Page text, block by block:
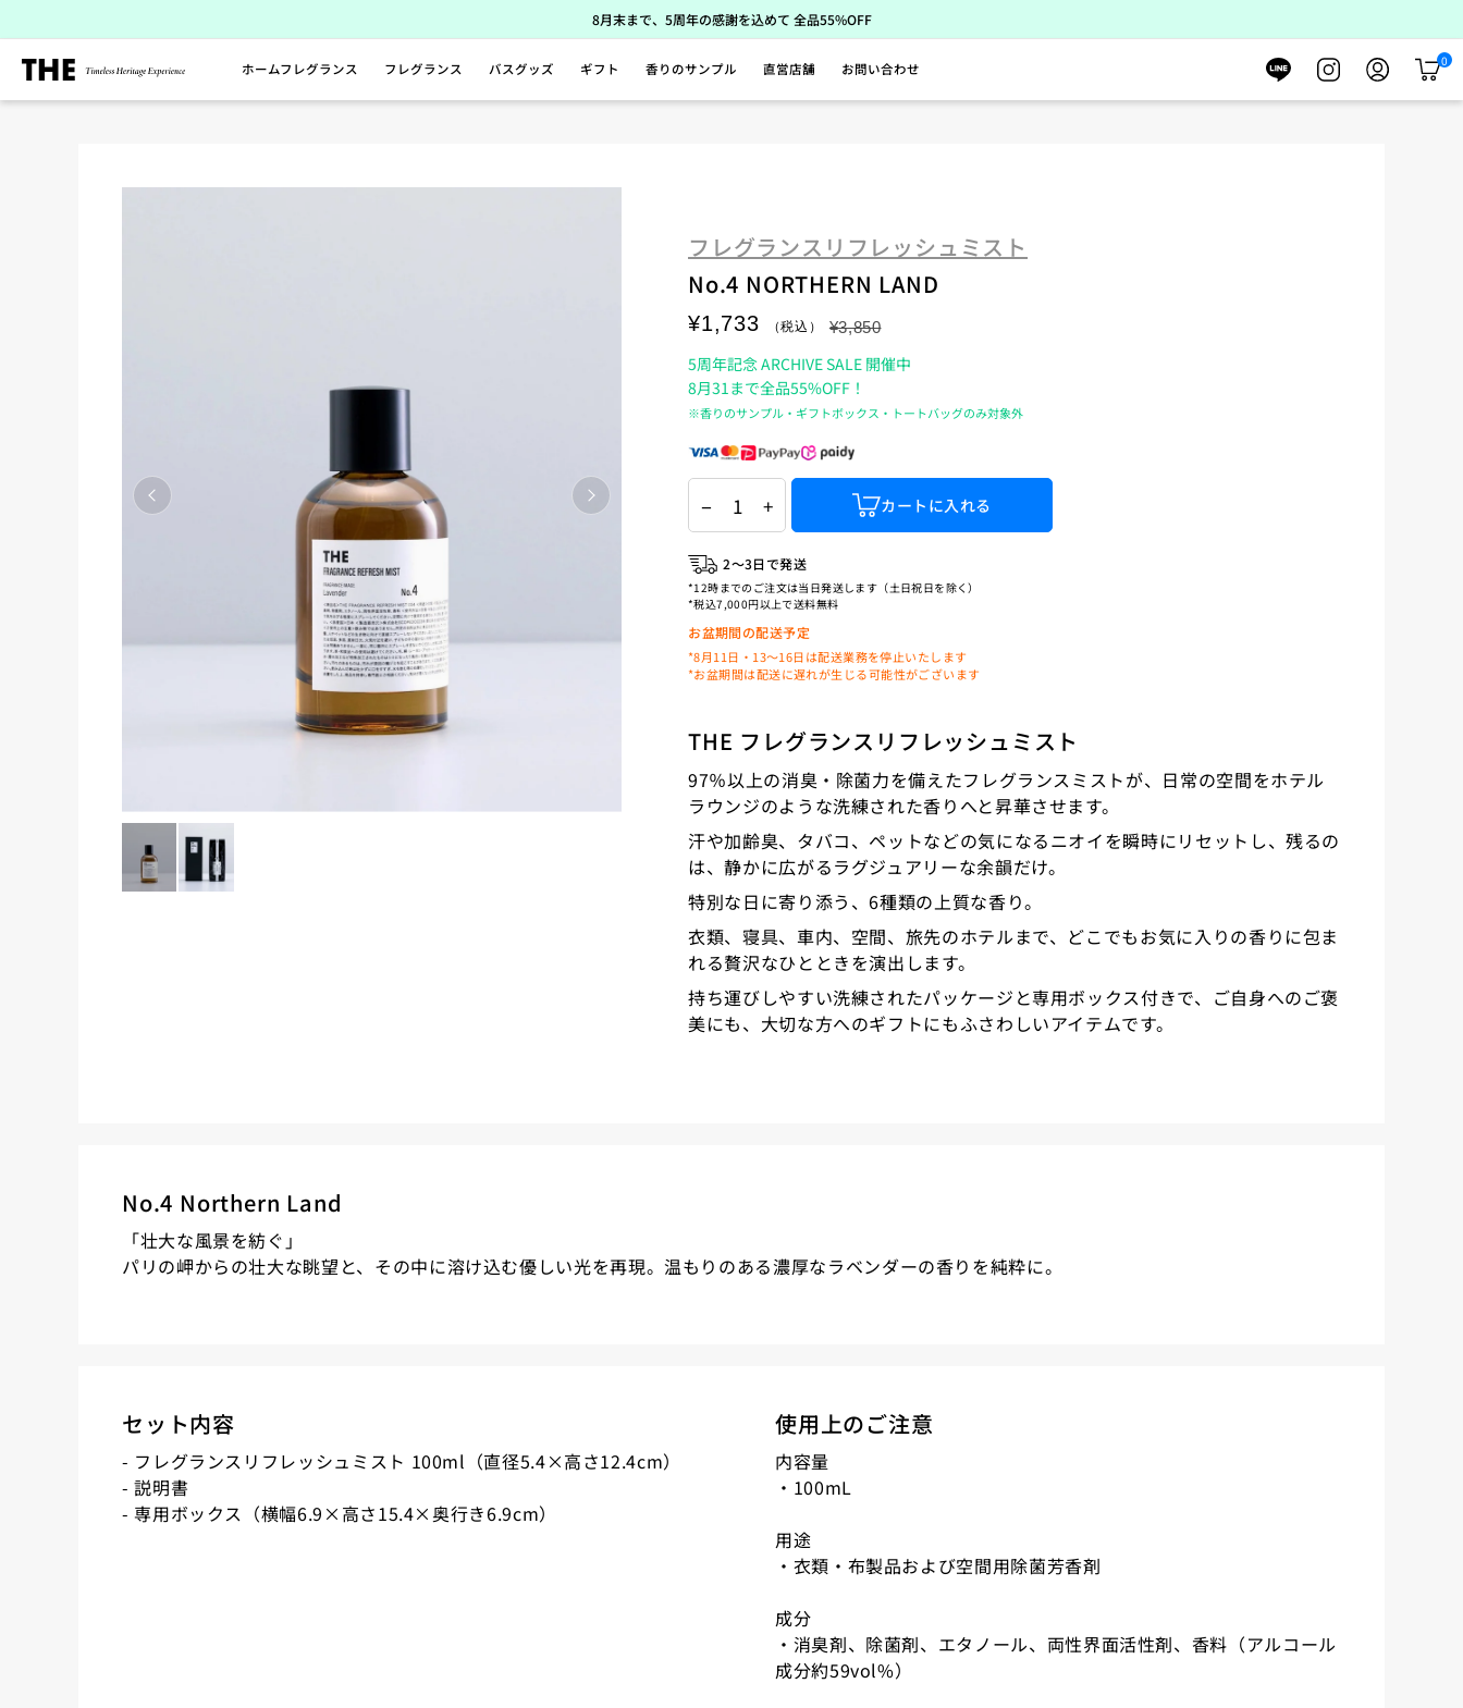
キ
プ
8月末まで、5周年の感謝を込めて 全品55%OFF
ホームフレグランス フレグランス バスグッズ ギフト 香りのサンプル 直営店舗 お問い合わせ
0
カ
フレグランスリフレッシュミスト
No.4 NORTHERN LAND
¥1,733 ¥3,850
5周年記念 ARCHIVE SALE 開催中
8月31まで全品55%OFF！
※香りのサンプル・ギフトボックス・トートバッグのみ対象外
− + カートに入れる
2〜3日で発送
*12時までのご注文は当日発送します（土日祝日を除く）
*税込7,000円以上で送料無料
お盆期間の配送予定
*8月11日・13〜16日は配送業務を停止いたします
*お盆期間は配送に遅れが生じる可能性がございます
THE フレグランスリフレッシュミスト
97％以上の消臭・除菌力を備えたフレグランスミストが、日常の空間をホテル
ラウンジのような洗練された香りへと昇華させます。
汗や加齢臭、タバコ、ペットなどの気になるニオイを瞬時にリセットし、残るの
は、静かに広がるラグジュアリーな余韻だけ。
特別な日に寄り添う、6種類の上質な香り。
衣類、寝具、車内、空間、旅先のホテルまで、どこでもお気に入りの香りに包ま
れる贅沢なひとときを演出します。
持ち運びしやすい洗練されたパッケージと専用ボックス付きで、ご自身へのご褒
美にも、大切な方へのギフトにもふさわしいアイテムです。
No.4 Northern Land
「壮大な風景を紡ぐ」
パリの岬からの壮大な眺望と、その中に溶け込む優しい光を再現。温もりのある濃厚なラベンダーの香りを純粋に。
セット内容
- フレグランスリフレッシュミスト 100ml（直径5.4×高さ12.4cm）
- 説明書
- 専用ボックス（横幅6.9×高さ15.4×奥行き6.9cm）
使用上のご注意
内容量
・100mL
用途
・衣類・布製品および空間用除菌芳香剤
成分
・消臭剤、除菌剤、エタノール、両性界面活性剤、香料（アルコール
成分約59vol%）